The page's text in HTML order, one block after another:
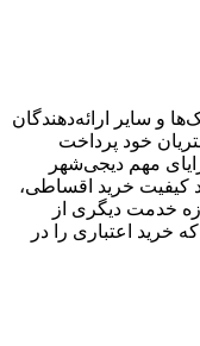
و سایر ارائه‌دهندگان
خود پرداخت
مهم دیجی‌شهر
کیفیت خرید اقساطی،
خدمت دیگری از
اعتباری را در